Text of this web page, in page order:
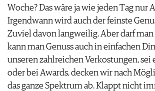
WEINSUCHE
NEWSLETTER
WINE TRADE CLUB
WERBUNG
PRESSE
Woche? Das wäre ja wie jeden Tag nur
Irgendwann wird auch der feinste
Zuviel davon langweilig. Aber darf man
kann man Genuss auch in einfachen
unseren zahlreichen Verkostungen, sei
oder bei Awards, decken wir nach
das ganze Spektrum ab. Klappt nicht